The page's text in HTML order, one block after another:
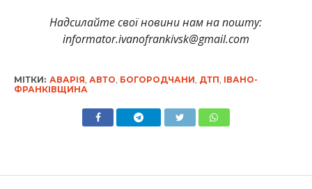
Надсилайте свої новини нам на пошту:
informator.ivanofrankivsk@gmail.com
МІТКИ: АВАРІЯ АВТО БОГОРОДЧАНИ ДТП ІВАНО-
ФРАНКІВЩИНА